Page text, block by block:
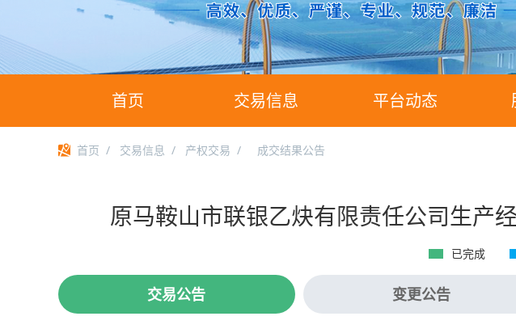
首页 交易信息 平台动态
首页 / 交易信息 / 产权交易 / 成交结果公告
原马鞍山市联银乙炔有限责任公司生产
已完成
交易公告 变更公告